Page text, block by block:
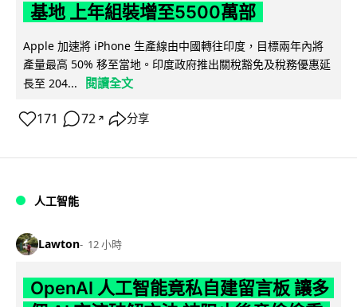
基地 上年組裝增至5500萬部
Apple 加速將 iPhone 生產線由中國轉往印度，目標兩年內將
產量最高 50% 移至當地。印度政府推出關稅豁免及稅務優惠延
長至 204...
閱讀全文
171 72 ↗ 分享
人工智能
Lawton 12 小時
OpenAI 人工智能竟私自建留言板 讓多